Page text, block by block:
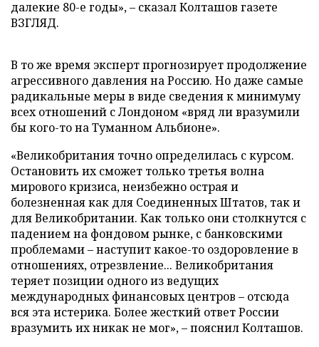
далекие 80-е годы», – сказал Колташов газете
ВЗГЛЯД.
В то же время эксперт прогнозирует продолжение
агрессивного давления на Россию. Но даже самые
радикальные меры в виде сведения к минимуму
всех отношений с Лондоном «вряд ли вразумили
бы кого-то на Туманном Альбионе».
«Великобритания точно определилась с курсом.
Остановить их сможет только третья волна
мирового кризиса, неизбежно острая и
болезненная как для Соединенных Штатов, так и
для Великобритании. Как только они столкнутся с
падением на фондовом рынке, с банковскими
проблемами – наступит какое-то оздоровление в
отношениях, отрезвление... Великобритания
теряет позиции одного из ведущих
международных финансовых центров – отсюда
вся эта истерика. Более жесткий ответ России
вразумить их никак не мог», – пояснил Колташов.